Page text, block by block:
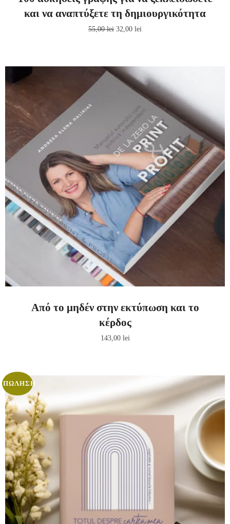
και να αναπτύξετε τη δημιουργικότητα
55,00lei 32,00 lei
Από το μηδέν στην εκτύπωση και το
κέρδος
143,00 lei
ΠΏΛΗΣΗ